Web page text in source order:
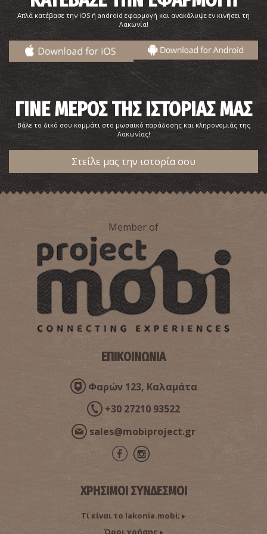
Καταστήματα στην Ακρόπολη Σπάρτης
ΑΡΧΑΙΟΙ ΧΡΟΝΟΙ ~1Km
~1Km
Αρχαϊκή Στοά στην Ακρόπολη Σπάρτης
ΑΡΧΑΙΟΙ ΧΡΟΝΟΙ
ΑΡΧΑΙΟΙ ΧΡΟΝΟΙ ~1Km
Απλά κατέβασε την iOS ή android εφαρμογή και ανακάλυψε εν κινήσει τη
Λακωνία!
ΓΙΝΕ ΜΕΡΟΣ ΤΗΣ ΙΣΤΟΡΙΑΣ ΜΑΣ
Βάλε το δικό σου κομμάτι στο μωσαϊκό παράδοσης και κληρονομιάς της
Λακωνίας!
Στείλε μας την ιστορία σου
Member of
ΕΠΙΚΟΙΝΩΝΙΑ
Φαρών 123, Καλαμάτα
+30 27210 93522
sales@mobiproject.gr
ΧΡΗΣΙΜΟΙ ΣΥΝΔΕΣΜΟΙ
Τί είναι το lakonia.mobi;
Όροι χρήσης